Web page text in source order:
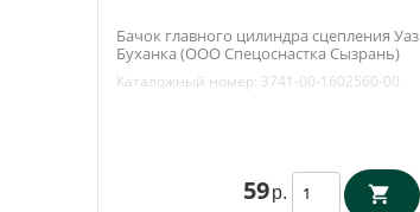
Бачок главного цилиндра сцепления Уаз
Буханка (ООО Спецоснастка Сызрань)
Каталожный номер: 3741-00-1602560-00
59 р.